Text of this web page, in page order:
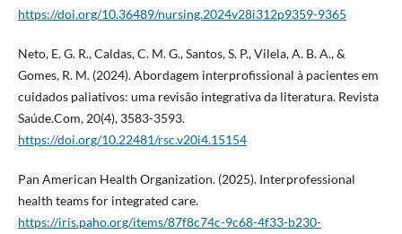
https://doi.org/10.36489/nursing.2024v28i312p9359-9365
Neto, E. G. R., Caldas, C. M. G., Santos, S. P., Vilela, A. B. A., &
Gomes, R. M. (2024). Abordagem interprofissional à pacientes em
cuidados paliativos: uma revisão integrativa da literatura. Revista
Saúde.Com, 20(4), 3583-3593.
https://doi.org/10.22481/rsc.v20i4.15154
Pan American Health Organization. (2025). Interprofessional
health teams for integrated care.
https://iris.paho.org/items/87f8c74c-9c68-4f33-b230-